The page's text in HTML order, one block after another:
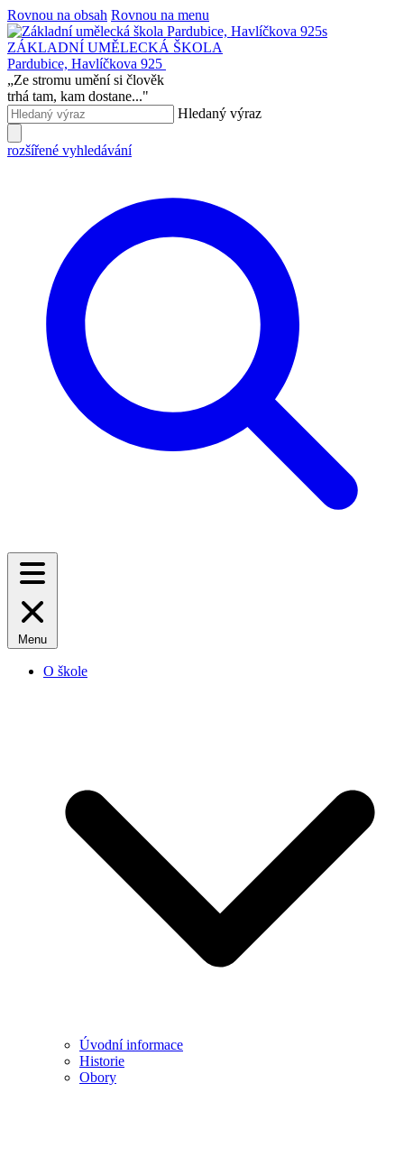
Rovnou na obsah Rovnou na menu
ZÁKLADNÍ UMĚLECKÁ ŠKOLA
Pardubice, Havlíčkova 925
„Ze stromu umění si člověk
trhá tam, kam dostane..."
Hledaný výraz
rozšířené vyhledávání
Menu
O škole
Úvodní informace
Historie
Obory